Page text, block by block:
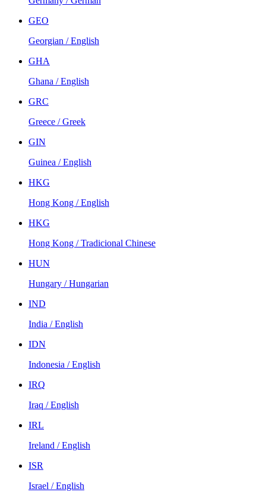
GEO
Georgian / English
GHA
Ghana / English
GRC
Greece / Greek
GIN
Guinea / English
HKG
Hong Kong / English
HKG
Hong Kong / Tradicional Chinese
HUN
Hungary / Hungarian
IND
India / English
IDN
Indonesia / English
IRQ
Iraq / English
IRL
Ireland / English
ISR
Israel / English